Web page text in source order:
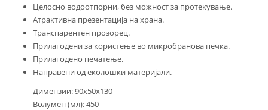
Целосно водоотпорни, без можност за протекување.
Атрактивна презентација на храна.
Транспарентен прозорец.
Прилагодени за користење во микробранова печка.
Прилагодено печатење.
Направени од еколошки материјали.
Димензии: 90х50х130
Волумен (мл): 450